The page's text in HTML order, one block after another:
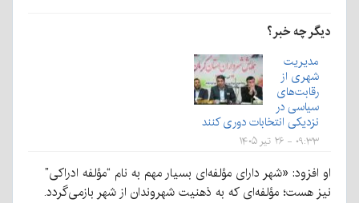
دیگر چه خبر؟
مدیریت
شهری از
رقابت‌های
سیاسی در
نزدیکی انتخابات دوری کنند
۰۹:۳۳ - ۲۶ تیر ۱۴۰۵
او افزود: «شهر دارای مؤلفه‌ای بسیار مهم به نام “مؤلفه ادراکی”
نیز هست؛ مؤلفه‌ای که به ذهنیت شهروندان از شهر بازمی‌گردد.